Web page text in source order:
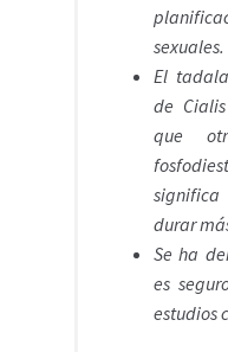
sexuales.
El
de
que
durar
Se ha
es
estudios